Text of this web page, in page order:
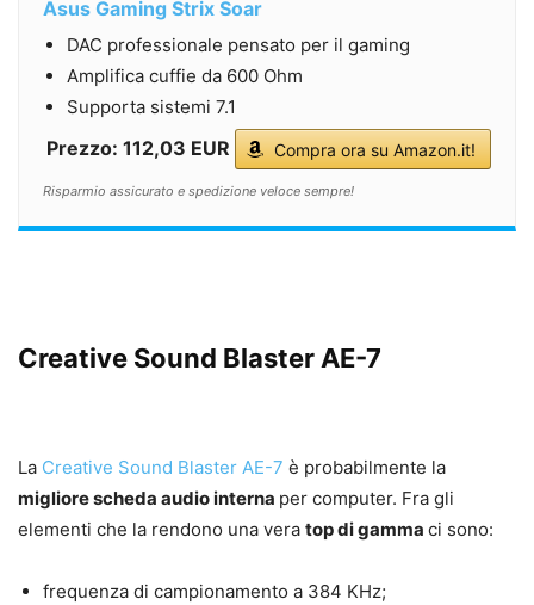
Asus Gaming Strix Soar
DAC professionale pensato per il gaming
Amplifica cuffie da 600 Ohm
Supporta sistemi 7.1
Prezzo: 112,03 EUR Compra ora su Amazon.it!
Risparmio assicurato e spedizione veloce sempre!
Creative Sound Blaster AE-7
La Creative Sound Blaster AE-7 è probabilmente la
migliore scheda audio interna per computer. Fra gli
elementi che la rendono una vera top di gamma ci sono:
frequenza di campionamento a 384 KHz;